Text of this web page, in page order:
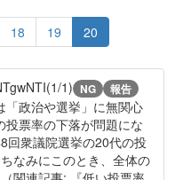
18 19 20
1) NG 報告
「政治や選挙」に無関心
投票率の下落が問題にな
回衆議院選挙の20代の投
なみにこのとき、全体の